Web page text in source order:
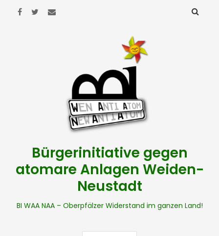
Bürgerinitiative gegen
atomare Anlagen Weiden-
Neustadt
BI WAA NAA – Oberpfälzer Widerstand im ganzen Land!